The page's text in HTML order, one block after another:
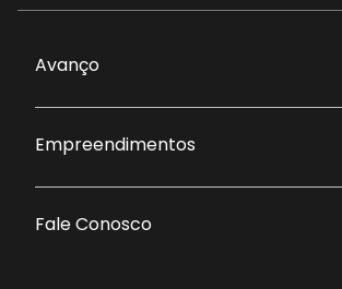
Avanço
Empreendimentos
Fale Conosco